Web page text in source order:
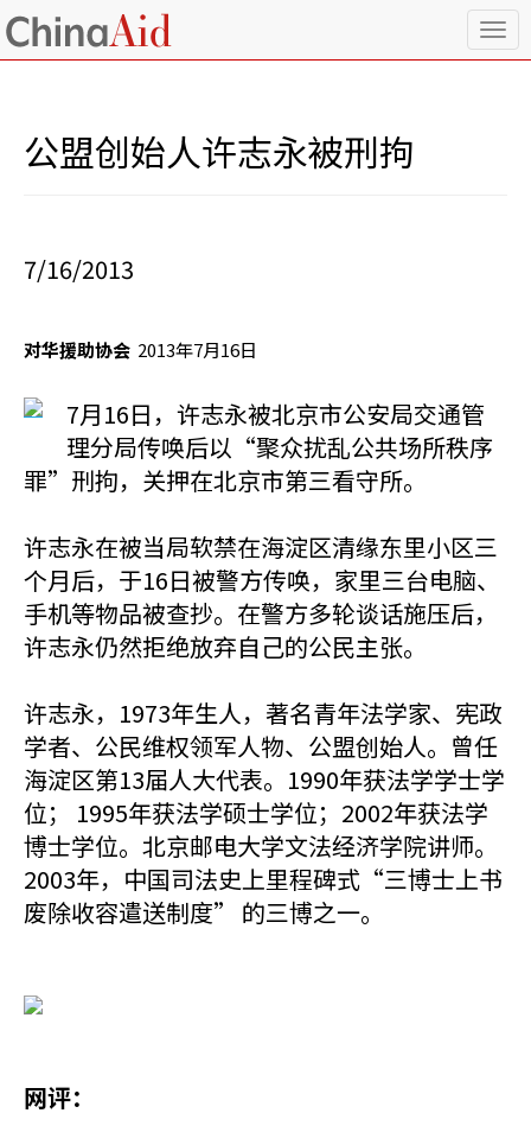
T
o
公盟创始人许志永被刑拘
7/16/2013
对华援助协会 2013年7月16日
7月16日，许志永被北京市公安局交通管
理分局传唤后以“聚众扰乱公共场所秩序
罪”刑拘，关押在北京市第三看守所。
许志永在被当局软禁在海淀区清缘东里小区三
个月后，于16日被警方传唤，家里三台电脑、
手机等物品被查抄。在警方多轮谈话施压后，
许志永仍然拒绝放弃自己的公民主张。
许志永，1973年生人，著名青年法学家、宪政
学者、公民维权领军人物、公盟创始人。曾任
海淀区第13届人大代表。1990年获法学学士学
位； 1995年获法学硕士学位；2002年获法学
博士学位。北京邮电大学文法经济学院讲师。
2003年，中国司法史上里程碑式“三博士上书
废除收容遣送制度” 的三博之一。
网评：